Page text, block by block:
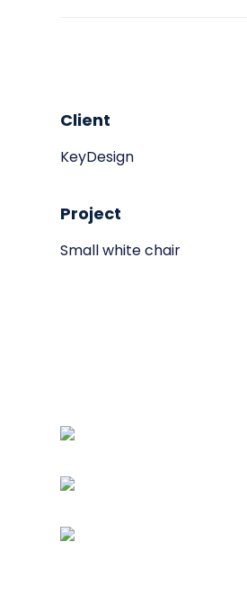
Client
KeyDesign
Project
Small white chair